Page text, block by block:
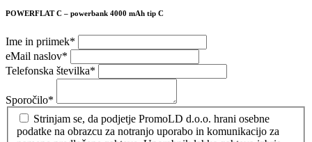
POWERFLAT C – powerbank 4000 mAh tip C
Ime in priimek*
eMail naslov*
Telefonska številka*
Sporočilo*
Strinjam se, da podjetje PromoLD d.o.o. hrani osebne
podatke na obrazcu za notranjo uporabo in komunikacijo za